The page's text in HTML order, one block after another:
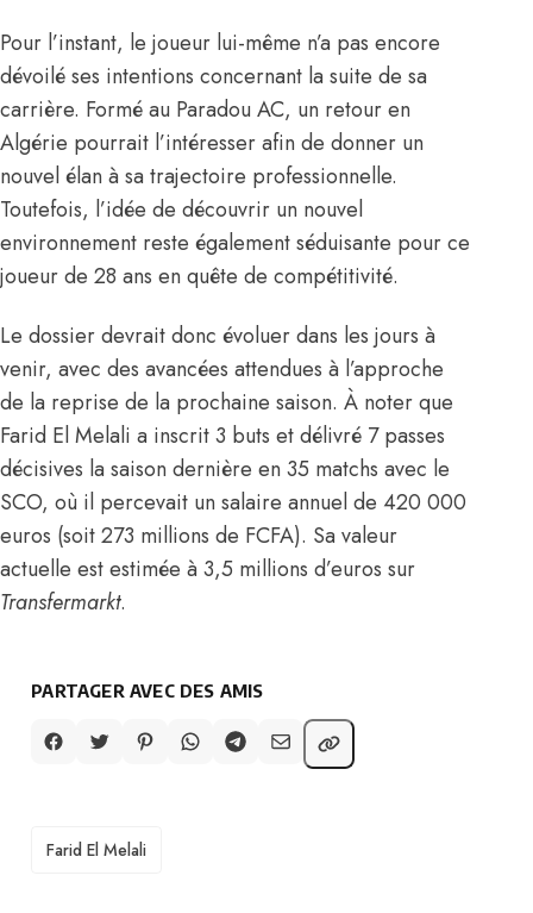
Pour l’instant, le joueur lui-même n’a pas encore
dévoilé ses intentions concernant la suite de sa
carrière. Formé au Paradou AC, un retour en
Algérie pourrait l’intéresser afin de donner un
nouvel élan à sa trajectoire professionnelle.
Toutefois, l’idée de découvrir un nouvel
environnement reste également séduisante pour ce
joueur de 28 ans en quête de compétitivité.
Le dossier devrait donc évoluer dans les jours à
venir, avec des avancées attendues à l’approche
de la reprise de la prochaine saison. À noter que
Farid El Melali a inscrit 3 buts et délivré 7 passes
décisives la saison dernière en 35 matchs avec le
SCO, où il percevait un salaire annuel de 420 000
euros (soit 273 millions de FCFA). Sa valeur
actuelle est estimée à 3,5 millions d’euros sur
Transfermarkt.
PARTAGER AVEC DES AMIS
TAGS
Farid El Melali